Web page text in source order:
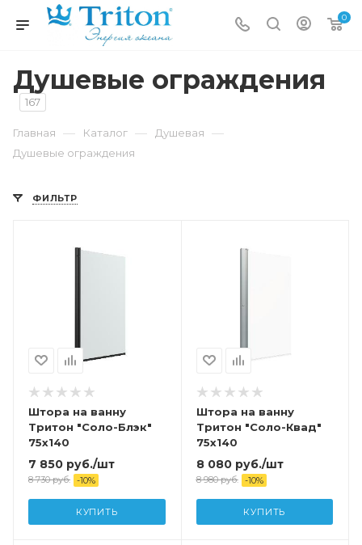
0
Душевые ограждения
167
Главная — Каталог — Душевая —
Душевые ограждения
ФИЛЬТР
Штора на ванну
Тритон "Соло-Блэк"
75x140
7 850 руб./шт
8 730руб. -10%
КУПИТЬ
Штора на ванну
Тритон "Соло-Квад"
75x140
8 080руб./шт
8 980руб. -10%
КУПИТЬ